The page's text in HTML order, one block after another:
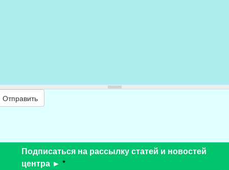
Отправить
Подписаться на рассылку статей и новостей
центра ► *